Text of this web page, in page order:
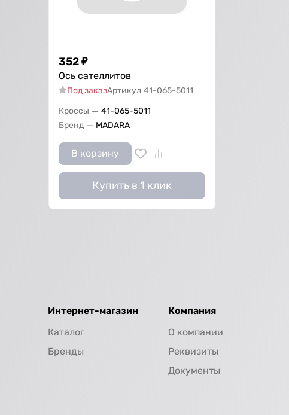
352₽
Ось сателлитов
Под заказАртикул 41-065-5011
Кроссы — 41-065-5011
Бренд — МАDARA
В корзину
Купить в 1 клик
Интернет-магазин
Каталог
Бренды
Компания
О компании
Реквизиты
Документы